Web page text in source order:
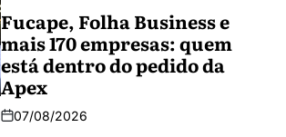
Fucape, Folha Business e
mais 170 empresas: quem
está dentro do pedido da
Apex
07/08/2026